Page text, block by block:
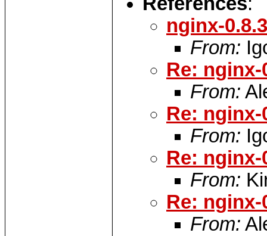
nginx-
From:
Re: nginx-
From:
Re: nginx-
From:
Re: nginx-
From:
Re: nginx-
From: